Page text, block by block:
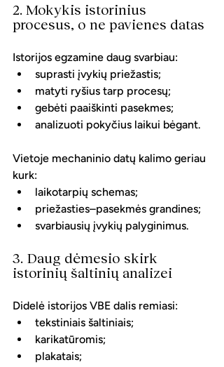
2. Mokykis istorinius
procesus, o ne pavienes datas
Istorijos egzamine daug svarbiau:
suprasti įvykių priežastis;
matyti ryšius tarp procesų;
gebėti paaiškinti pasekmes;
analizuoti pokyčius laikui bėgant.
Vietoje mechaninio datų kalimo geriau
kurk:
laikotarpių schemas;
priežasties–pasekmės grandines;
svarbiausių įvykių palyginimus.
3. Daug dėmesio skirk
istorinių šaltinių analizei
Didelė istorijos VBE dalis remiasi:
tekstiniais šaltiniais;
karikatūromis;
plakatais;